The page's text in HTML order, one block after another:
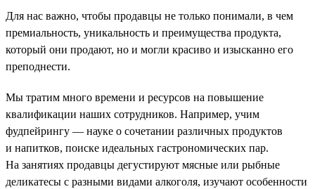
Для нас важно, чтобы продавцы не только понимали, в чем
премиальность, уникальность и преимущества продукта,
который они продают, но и могли красиво и изысканно его
преподнести.
Мы тратим много времени и ресурсов на повышение
квалификации наших сотрудников. Например, учим
фудпейрингу — науке о сочетании различных продуктов
и напитков, поиске идеальных гастрономических пар.
На занятиях продавцы дегустируют мясные или рыбные
деликатесы с разными видами алкоголя, изучают особенности